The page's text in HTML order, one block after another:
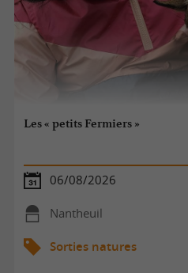
Les « petits Fermiers »
06/08/2026
Nantheuil
Sorties natures